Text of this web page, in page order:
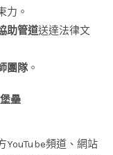
力。
助管道送達法律文
團隊。
壘
YouTube頻道、網站